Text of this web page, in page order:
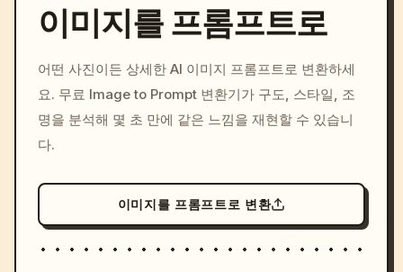
c, cyberpunk sunset, neon
colors, 8k --v 6.0
이미지를 프롬프트로
어떤 사진이든 상세한 AI 이미지 프롬프트로 변환하세
요. 무료 Image to Prompt 변환기가 구도, 스타일, 조
명을 분석해 몇 초 만에 같은 느낌을 재현할 수 있습니
다.
이미지를 프롬프트로 변환